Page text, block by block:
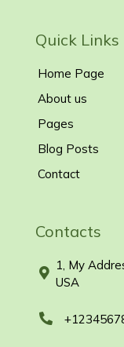
Quick Links
Home Page
About us
Pages
Blog Posts
Contact
Contacts
1, My
USA